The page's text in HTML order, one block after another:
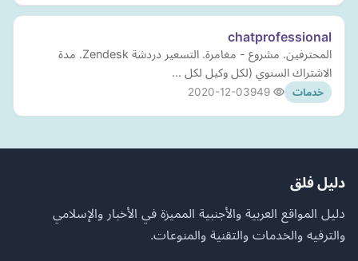
chatprofessional
المحترفين. مشروع - مغامرة. التسعير دردشة Zendesk. مدة
الاشتراك السنوي (لكل وكيل لكل ...
خدمات 2020-12-03
دليل فلق
دليل المواقع العربية والأجنبية المميزة في الأخبار والإسلامي
والترفيه والخدمات والتقنية والمنوعات.